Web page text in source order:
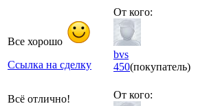
Все хорошо
Ссылка на сделку
От кого:
bvs
450(покупатель)
Всё отлично! От кого: